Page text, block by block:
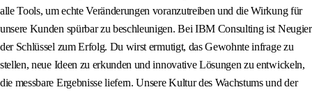
alle Tools, um echte Veränderungen voranzutreiben und die Wirkung für
unsere Kunden spürbar zu beschleunigen. Bei IBM Consulting ist Neugier
der Schlüssel zum Erfolg. Du wirst ermutigt, das Gewohnte infrage zu
stellen, neue Ideen zu erkunden und innovative Lösungen zu entwickeln,
die messbare Ergebnisse liefern. Unsere Kultur des Wachstums und der